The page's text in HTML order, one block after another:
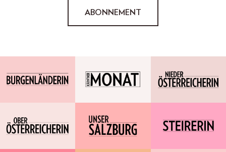
ABONNEMENT